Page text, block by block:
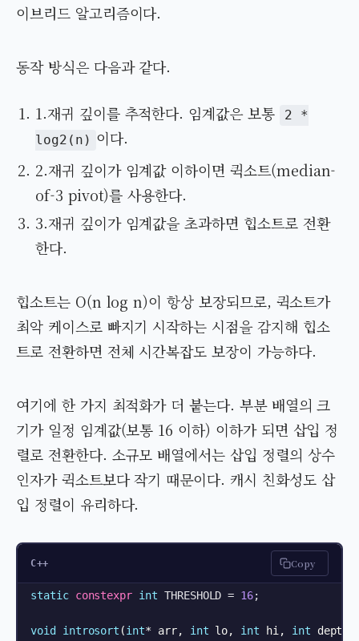
이브리드 알고리즘이다.
동작 방식은 다음과 같다.
1.재귀 깊이를 추적한다. 임계값은 보통
2 *
log2(n) 이다.
2.재귀 깊이가 임계값 이하이면 퀵소트(median-
of-3 pivot)를 사용한다.
3.재귀 깊이가 임계값을 초과하면 힙소트로 전환
한다.
힙소트는 O(n log n)이 항상 보장되므로, 퀵소트가
최악 케이스로 빠지기 시작하는 시점을 감지해 힙소
트로 전환하면 전체 시간복잡도 보장이 가능하다.
여기에 한 가지 최적화가 더 붙는다. 부분 배열의 크
기가 일정 임계값(보통 16 이하) 이하가 되면 삽입 정
렬로 전환한다. 소규모 배열에서는 삽입 정렬의 상수
인자가 퀵소트보다 작기 때문이다. 캐시 친화성도 삽
입 정렬이 유리하다.
C++ Copy
static constexpr int THRESHOLD = 16;
void introsort (int* arr, int lo, int hi, int